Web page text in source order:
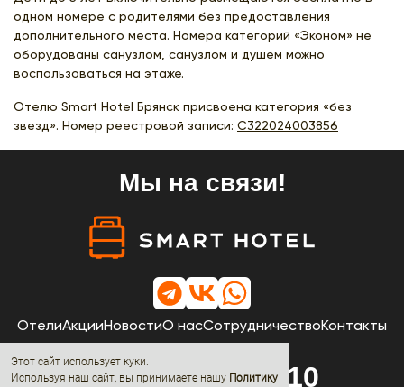
одном номере с родителями без предоставления
дополнительного места. Номера категорий «Эконом» не
оборудованы санузлом, санузлом и душем можно
воспользоваться на этаже.
Отелю Smart Hotel Брянск присвоена категория «без
звезд». Номер реестровой записи: С322024003856
Этот сайт использует куки.
Используя наш сайт, вы принимаете нашу Политику
Мы на связи!
ОтелиАкцииНовостиО насСотрудничествоКонтакты
8 (800) 600-68-10